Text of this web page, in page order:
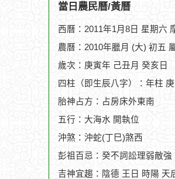
當日農民曆/黃曆
西曆：2011年1月8日 星期六
農曆：2010年臘月 (大) 初五
歲次：庚寅年 己丑月 癸亥日
四柱（即生辰八字）：年柱
胎神占方：占房床外東南
五行：大海水 開執位
沖煞：沖蛇(丁巳)煞西
彭祖百忌：癸不詞訟理弱敵
吉神宜趨：陰德 王日 時陽 天